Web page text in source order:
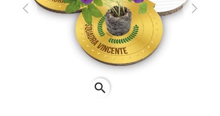
Previous Next
search